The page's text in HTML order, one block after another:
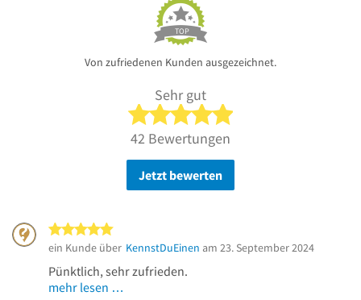
TOP
Von zufriedenen Kunden ausgezeichnet.
Sehr gut
5 von 5 Sternen
42 Bewertungen
Jetzt bewerten
ein Kunde über KennstDuEinen am 23. September 2024
Pünktlich, sehr zufrieden.
mehr lesen …